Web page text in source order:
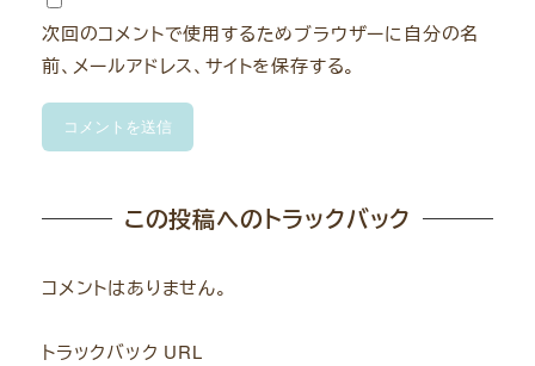
次回のコメントで使用するためブラウザーに自分の名
前、メールアドレス、サイトを保存する。
この投稿へのトラックバック
コメントはありません。
トラックバック URL